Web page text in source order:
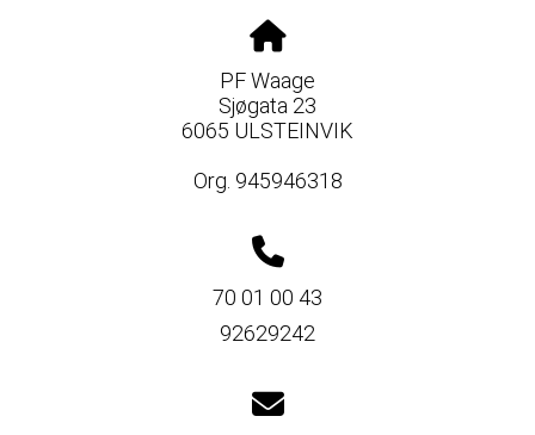
PF Waage
Sjøgata 23
6065 ULSTEINVIK
Org. 945946318
70 01 00 43
92629242